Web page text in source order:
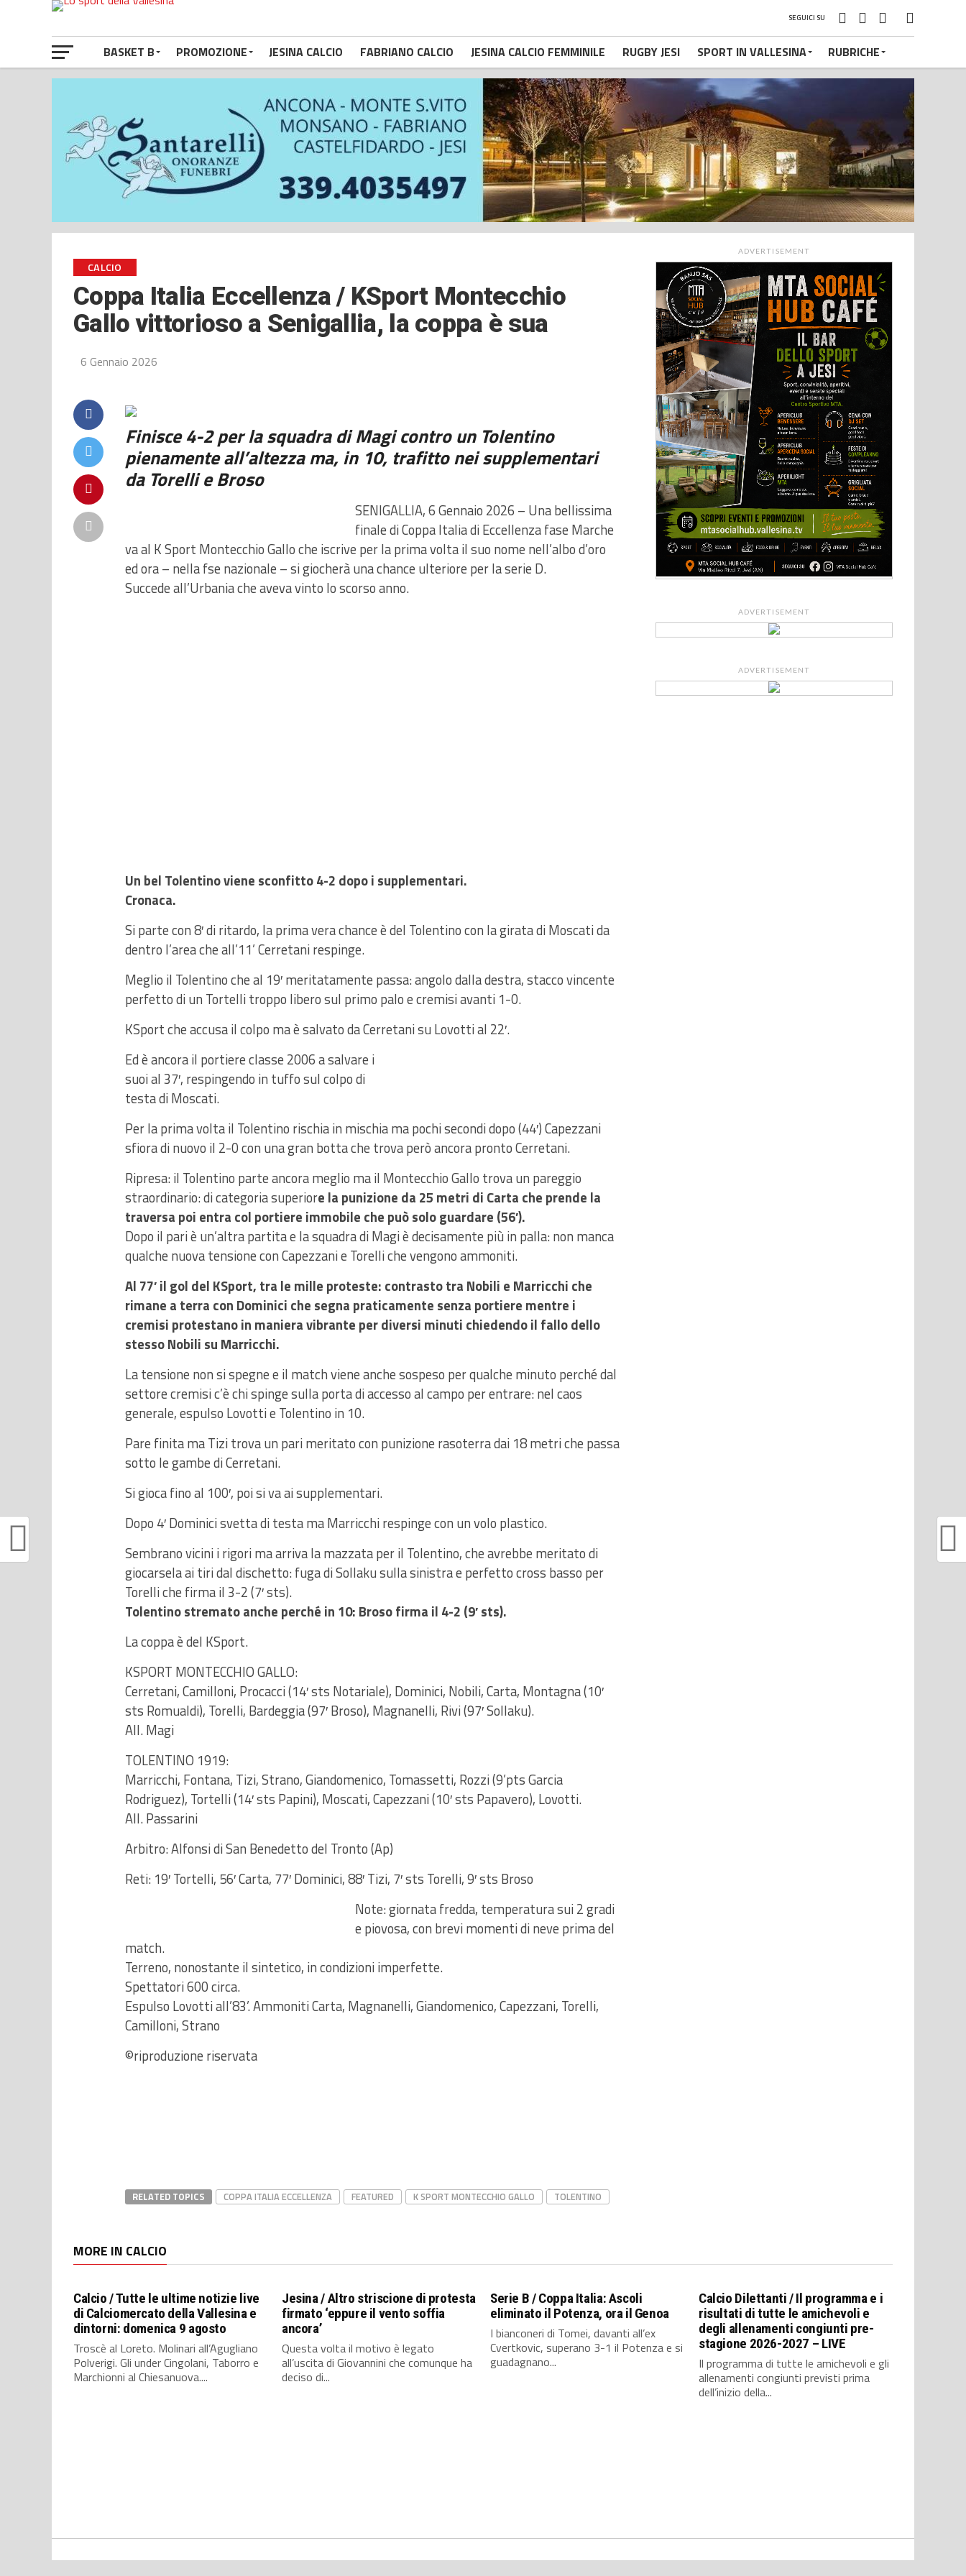
SEGUICI SU
BASKET B PROMOZIONE JESINA CALCIO FABRIANO CALCIO JESINA CALCIO FEMMINILE RUGBY JESI SPORT IN VALLESINA RUBRICHE
CALCIO
Coppa Italia Eccellenza / KSport Montecchio
Gallo vittorioso a Senigallia, la coppa è sua
6 Gennaio 2026
Finisce 4-2 per la squadra di Magi contro un Tolentino
pienamente all’altezza ma, in 10, trafitto nei supplementari
da Torelli e Broso
SENIGALLIA, 6 Gennaio 2026 – Una bellissima
finale di Coppa Italia di Eccellenza fase Marche
va al K Sport Montecchio Gallo che iscrive per la prima volta il suo nome nell’albo d’oro
ed ora – nella fse nazionale – si giocherà una chance ulteriore per la serie D.
Succede all’Urbania che aveva vinto lo scorso anno.
Un bel Tolentino viene sconfitto 4-2 dopo i supplementari.
Cronaca.
Si parte con 8′ di ritardo, la prima vera chance è del Tolentino con la girata di Moscati da
dentro l’area che all’11’ Cerretani respinge.
Meglio il Tolentino che al 19′ meritatamente passa: angolo dalla destra, stacco vincente
perfetto di un Tortelli troppo libero sul primo palo e cremisi avanti 1-0.
KSport che accusa il colpo ma è salvato da Cerretani su Lovotti al 22′.
Ed è ancora il portiere classe 2006 a salvare i
suoi al 37′, respingendo in tuffo sul colpo di
testa di Moscati.
Per la prima volta il Tolentino rischia in mischia ma pochi secondi dopo (44′) Capezzani
sfiora di nuovo il 2-0 con una gran botta che trova però ancora pronto Cerretani.
Ripresa: il Tolentino parte ancora meglio ma il Montecchio Gallo trova un pareggio
straordinario: di categoria superiore la punizione da 25 metri di Carta che prende la
traversa poi entra col portiere immobile che può solo guardare (56′).
Dopo il pari è un’altra partita e la squadra di Magi è decisamente più in palla: non manca
qualche nuova tensione con Capezzani e Torelli che vengono ammoniti.
Al 77′ il gol del KSport, tra le mille proteste: contrasto tra Nobili e Marricchi che
rimane a terra con Dominici che segna praticamente senza portiere mentre i
cremisi protestano in maniera vibrante per diversi minuti chiedendo il fallo dello
stesso Nobili su Marricchi.
La tensione non si spegne e il match viene anche sospeso per qualche minuto perché dal
settore cremisi c’è chi spinge sulla porta di accesso al campo per entrare: nel caos
generale, espulso Lovotti e Tolentino in 10.
Pare finita ma Tizi trova un pari meritato con punizione rasoterra dai 18 metri che passa
sotto le gambe di Cerretani.
Si gioca fino al 100′, poi si va ai supplementari.
Dopo 4′ Dominici svetta di testa ma Marricchi respinge con un volo plastico.
Sembrano vicini i rigori ma arriva la mazzata per il Tolentino, che avrebbe meritato di
giocarsela ai tiri dal dischetto: fuga di Sollaku sulla sinistra e perfetto cross basso per
Torelli che firma il 3-2 (7′ sts).
Tolentino stremato anche perché in 10: Broso firma il 4-2 (9′ sts).
La coppa è del KSport.
KSPORT MONTECCHIO GALLO:
Cerretani, Camilloni, Procacci (14′ sts Notariale), Dominici, Nobili, Carta, Montagna (10′
sts Romualdi), Torelli, Bardeggia (97′ Broso), Magnanelli, Rivi (97′ Sollaku).
All. Magi
TOLENTINO 1919:
Marricchi, Fontana, Tizi, Strano, Giandomenico, Tomassetti, Rozzi (9’pts Garcia
Rodriguez), Tortelli (14′ sts Papini), Moscati, Capezzani (10′ sts Papavero), Lovotti.
All. Passarini
Arbitro: Alfonsi di San Benedetto del Tronto (Ap)
Reti: 19′ Tortelli, 56′ Carta, 77′ Dominici, 88′ Tizi, 7′ sts Torelli, 9′ sts Broso
Note: giornata fredda, temperatura sui 2 gradi
e piovosa, con brevi momenti di neve prima del
match.
Terreno, nonostante il sintetico, in condizioni imperfette.
Spettatori 600 circa.
Espulso Lovotti all’83’. Ammoniti Carta, Magnanelli, Giandomenico, Capezzani, Torelli,
Camilloni, Strano
©riproduzione riservata
RELATED TOPICS COPPA ITALIA ECCELLENZA FEATURED K SPORT MONTECCHIO GALLO TOLENTINO
ADVERTISEMENT
ADVERTISEMENT
ADVERTISEMENT
MORE IN CALCIO
Calcio / Tutte le ultime notizie live
di Calciomercato della Vallesina e
dintorni: domenica 9 agosto
Troscè al Loreto. Molinari all’Agugliano
Polverigi. Gli under Cingolani, Taborro e
Marchionni al Chiesanuova....
Jesina / Altro striscione di protesta
firmato ‘eppure il vento soffia
ancora’
Questa volta il motivo è legato
all’uscita di Giovannini che comunque ha
deciso di...
Serie B / Coppa Italia: Ascoli
eliminato il Potenza, ora il Genoa
I bianconeri di Tomei, davanti all’ex
Cvertkovic, superano 3-1 il Potenza e si
guadagnano...
Calcio Dilettanti / Il programma e i
risultati di tutte le amichevoli e
degli allenamenti congiunti pre-
stagione 2026-2027 – LIVE
Il programma di tutte le amichevoli e gli
allenamenti congiunti previsti prima
dell’inizio della...